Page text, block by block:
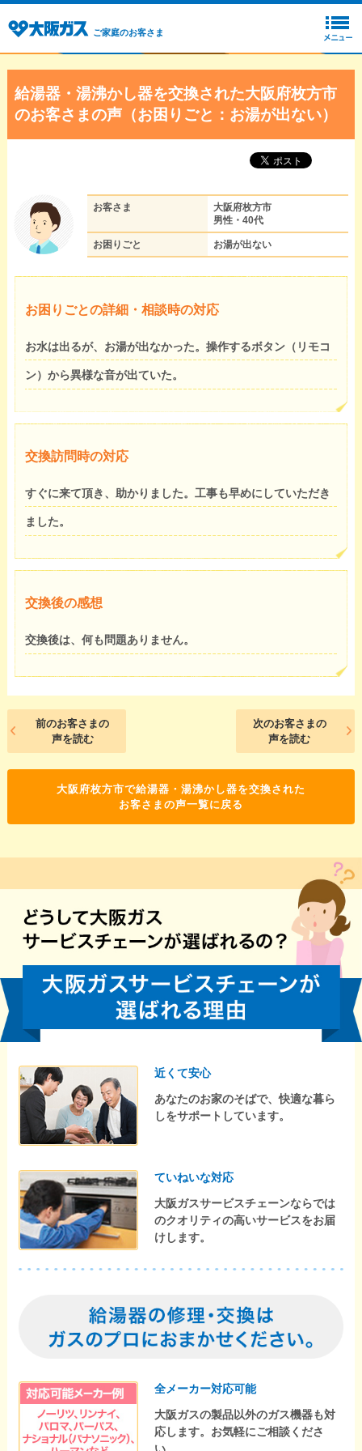
ご家庭のお客さま
給湯器・湯沸かし器を交換された大阪府枚方市
のお客さまの声（お困りごと：お湯が出ない）
お客さま
大阪府枚方市
男性・40代
お困りごと お湯が出ない
お困りごとの詳細・相談時の対応
お水は出るが、お湯が出なかった。操作するボタン（リモコ
ン）から異様な音が出ていた。
交換訪問時の対応
すぐに来て頂き、助かりました。工事も早めにしていただき
ました。
交換後の感想
交換後は、何も問題ありません。
前のお客さまの
声を読む
次のお客さまの
声を読む
大阪府枚方市で給湯器・湯沸かし器を交換された
お客さまの声一覧に戻る
近くて安心
あなたのお家のそばで、快適な暮ら
しをサポートしています。
ていねいな対応
大阪ガスサービスチェーンならでは
のクオリティの高いサービスをお届
けします。
全メーカー対応可能
大阪ガスの製品以外のガス機器も対
応します。お気軽にご相談くださ